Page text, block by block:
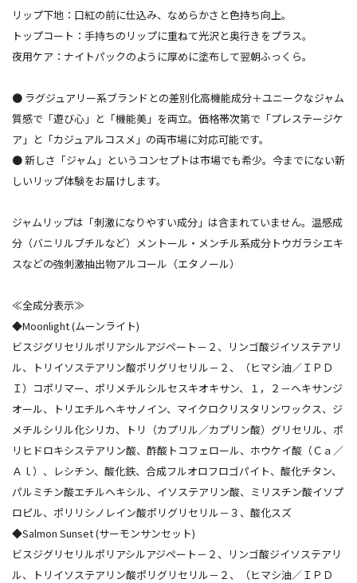
リップ下地：口紅の前に仕込み、なめらかさと色持ち向上。
トップコート：手持ちのリップに重ねて光沢と奥行きをプラス。
夜用ケア：ナイトパックのように厚めに塗布して翌朝ふっくら。
● ラグジュアリー系ブランドとの差別化高機能成分＋ユニークなジャム
質感で「遊び心」と「機能美」を両立。価格帯次第で「プレステージケ
ア」と「カジュアルコスメ」の両市場に対応可能です。
● 新しさ「ジャム」というコンセプトは市場でも希少。今までにない新
しいリップ体験をお届けします。
ジャムリップは「刺激になりやすい成分」は含まれていません。温感成
分（バニリルブチルなど）メントール・メンチル系成分トウガラシエキ
スなどの強刺激抽出物アルコール（エタノール）
≪全成分表示≫
◆Moonlight (ムーンライト)
ビスジグリセリルポリアシルアジペート－２、リンゴ酸ジイソステアリ
ル、トリイソステアリン酸ポリグリセリル－２、（ヒマシ油／ＩＰＤ
Ｉ）コポリマー、ポリメチルシルセスキオキサン、１，２－ヘキサンジ
オール、トリエチルヘキサノイン、マイクロクリスタリンワックス、ジ
メチルシリル化シリカ、トリ（カプリル／カプリン酸）グリセリル、ポ
リヒドロキシステアリン酸、酢酸トコフェロール、ホウケイ酸（Ｃａ／
Ａｌ）、レシチン、酸化鉄、合成フルオロフロゴパイト、酸化チタン、
パルミチン酸エチルヘキシル、イソステアリン酸、ミリスチン酸イソプ
ロピル、ポリリシノレイン酸ポリグリセリル－３、酸化スズ
◆Salmon Sunset (サーモンサンセット)
ビスジグリセリルポリアシルアジペート－２、リンゴ酸ジイソステアリ
ル、トリイソステアリン酸ポリグリセリル－２、（ヒマシ油／ＩＰＤ